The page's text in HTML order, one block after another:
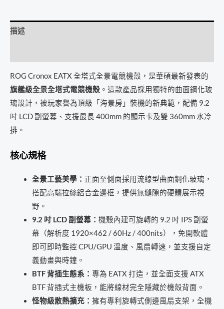
腦
機
【送
原
廠
地
墊！
會
再
2%】
描述
ROG Cronox EATX 全塔式全景電競機殼，是華碩最新發表的
旗艦級全景全塔式電競機殼 。這款產品採用獨特的曲面鋼化玻
璃設計，被玩家譽為頂級「海景房」裝機的新典範，配備 9.2
吋 LCD 副螢幕、支援最長 400mm 的顯示卡及雙 360mm 水冷
排。
核心規格
全景工藝美學： 正面至側面採用流線型曲面鋼化玻璃，
搭配高端拉絲鋁合金邊框，提供無縫隙的硬體展示視
野。
9.2 吋 LCD 副螢幕： 機殼內建可旋轉的 9.2 吋 IPS 副螢
幕（解析度 1920×462 / 60Hz / 400nits），免開軟體
即可即時監控 CPU/GPU 溫度、風扇轉速，並支援自定
義動畫與時鐘。
BTF 背插生態系： 專為 EATX 打造，並全面支援 ATX
BTF 背插式主機板，能將線材完全隱藏於機殼背面。
怪物級散熱擴充： 擁有專利旋轉式側邊風扇支架，全機